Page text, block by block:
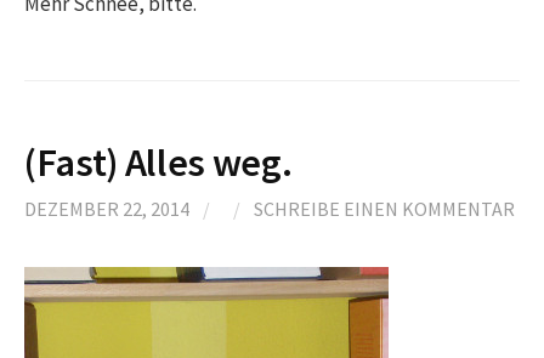
(Fast) Alles weg.
DEZEMBER 22, 2014 / / SCHREIBE EINEN KOMMENTAR